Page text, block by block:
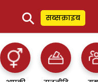
⚲ सब्सक्राइब